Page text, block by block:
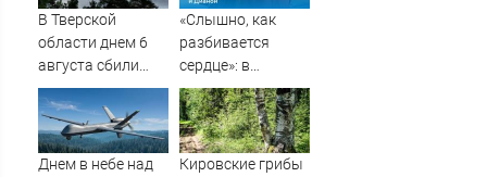
В Тверской
области днем 6
августа сбили
украинские БПЛА
«Слышно, как
разбивается
сердце»: в
Таиланде
простились с
убитыми
россиянами
Днем в небе над
Кировские грибы